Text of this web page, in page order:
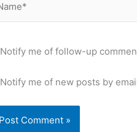
Notify me of follow-up
Notify me of new posts by